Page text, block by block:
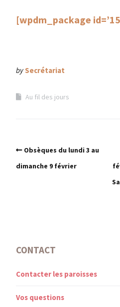
[wpdm_package
bySecrétariat
Au fil des jours
Obsèques du lundi 3 au
dimanche 9 février
CONTACT
Contacter les paroisses
Vos questions